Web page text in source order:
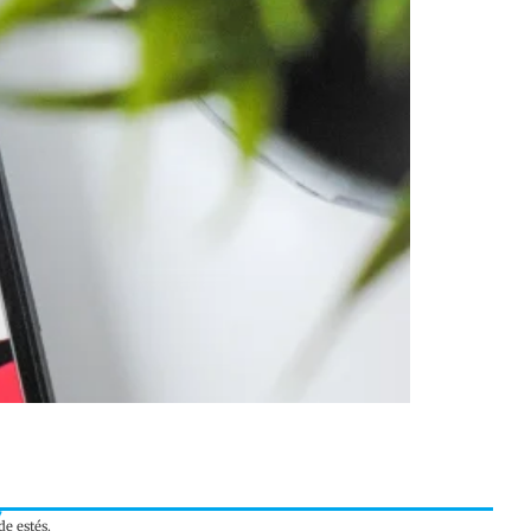
estés.